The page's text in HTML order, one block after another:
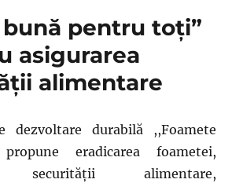
bună pentru toţi”
asigurarea
alimentare
dezvoltare durabilă ,,Foamete
eradicarea foametei,
securităţii alimentare,